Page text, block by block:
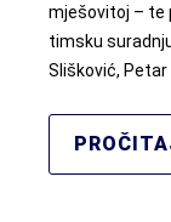
mješovitoj – te
timsku
Slišković, Petar